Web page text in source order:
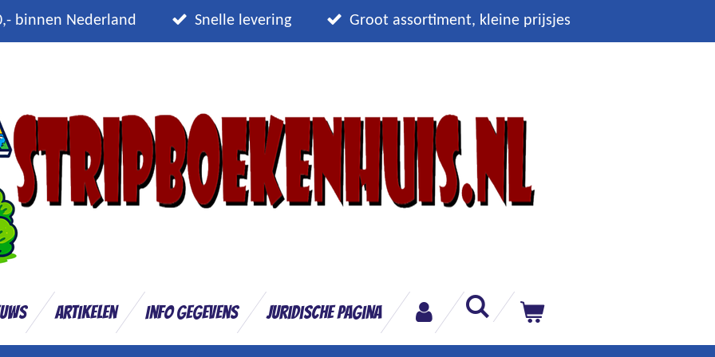
binnen Nederland Snelle levering Groot assortiment, kleine prijsjes
Artikelen Info gegevens Juridische pagina